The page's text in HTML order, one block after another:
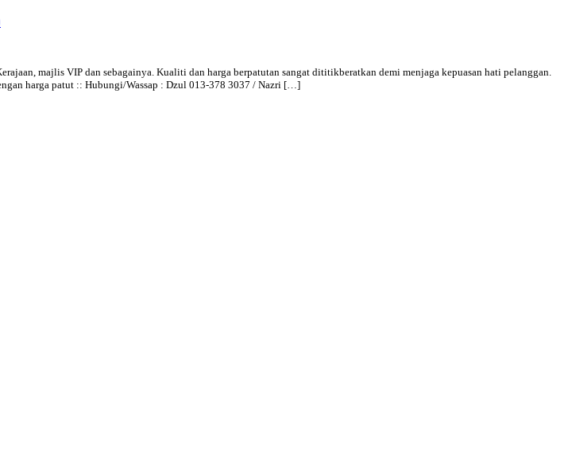
majlis VIP dan sebagainya. Kualiti dan harga berpatutan sangat dititikberatkan demi menjaga kepuasan hati pelanggan.
harga patut :: Hubungi/Wassap : Dzul 013-378 3037 / Nazri […]